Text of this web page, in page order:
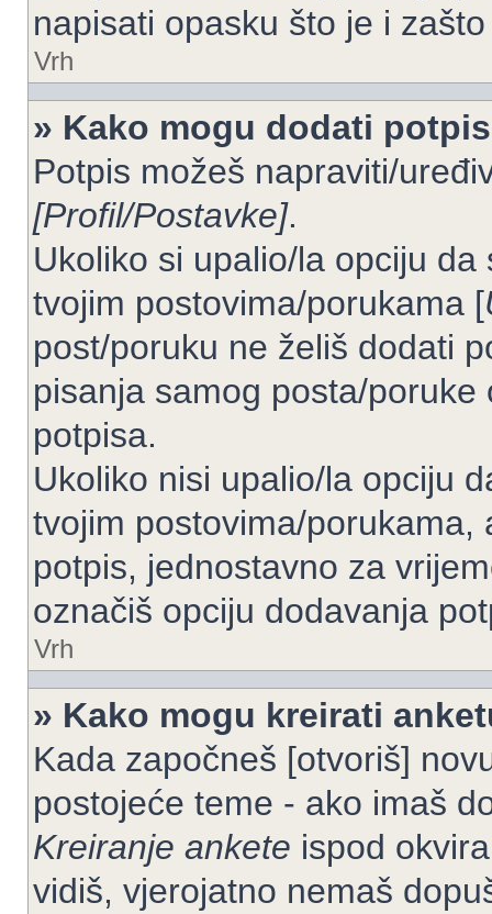
napisati opasku što je i
Vrh
» Kako mogu dodati
Potpis možeš napraviti/
[Profil/Postavke].
Ukoliko si upalio/la opciju
tvojim postovima/porukama [
post/poruku ne želiš dodati
pisanja samog posta/
potpisa.
Ukoliko nisi upalio/la opciju
tvojim postovima/
potpis, jednostavno za
označiš opciju dodavanja
Vrh
» Kako mogu kreirati
Kada započneš [otvoriš]
postojeće teme - ako imaš
Kreiranje ankete ispod
vidiš, vjerojatno nemaš